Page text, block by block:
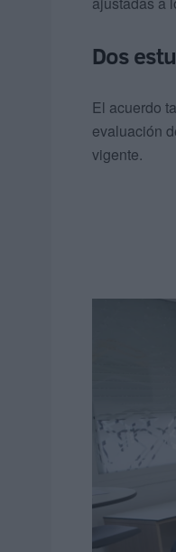
Dos
El acuerdo
evaluación
vigente.